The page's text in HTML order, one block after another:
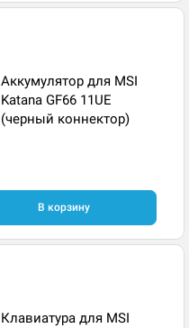
Аккумулятор для MSI
Katana GF66 11UE
(черный коннектор)
В корзину
Клавиатура для MSI